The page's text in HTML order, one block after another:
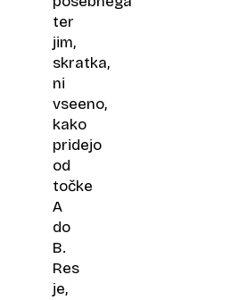
ter
jim,
skratka,
ni
vseeno,
kako
pridejo
od
točke
A
do
B.
Res
je,